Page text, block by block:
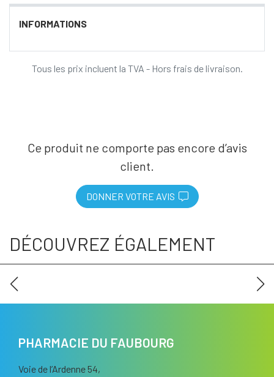
INFORMATIONS
Tous les prix incluent la TVA - Hors frais de livraison.
Ce produit ne comporte pas encore d’avis
client.
DONNER VOTRE AVIS
DÉCOUVREZ ÉGALEMENT
PHARMACIE DU FAUBOURG
Voie de l’Ardenne 54,